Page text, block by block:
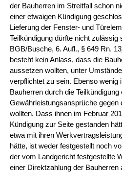
der Bauherren im Streitfall schon
einer etwaigen Kündigung
Lieferung der Fenster- und
Teilkündigung dürfte nicht
BGB/Busche, 6. Aufl., § 649 Rn.
besteht kein Anlass, dass die
aussetzen wollten, unter
verpflichtet zu sein. Ebenso wenig
Bauherren durch die Teilkündigung
Gewährleistungsansprüche gegen
wollten. Dass ihnen im Februar
Kündigung zur Seite gestanden
etwa mit ihren
hätte, ist weder festgestellt noch
der vom Landgericht festgestellte
einer Direktzahlung der Bauherren